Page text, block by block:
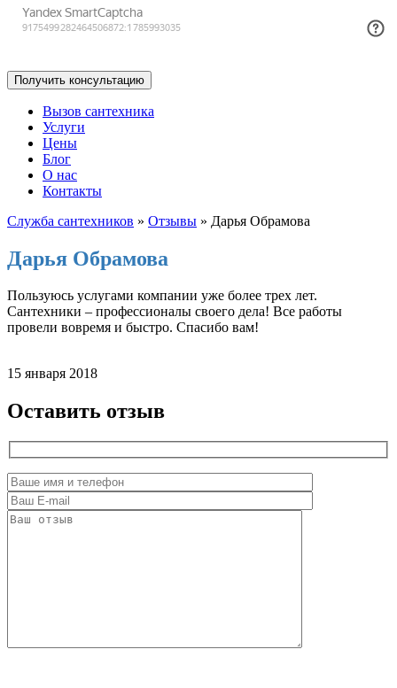
Вызов сантехника
Услуги
Цены
Блог
О нас
Контакты
Служба сантехников » Отзывы » Дарья Обрамова
Дарья Обрамова
Пользуюсь услугами компании уже более трех лет.
Сантехники – профессионалы своего дела! Все работы
провели вовремя и быстро. Спасибо вам!
15 января 2018
Оставить отзыв